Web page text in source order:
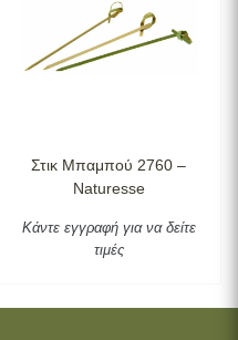
Στικ Μπαμπού 2760 –
Naturesse
Κάντε εγγραφή για να δείτε
τιμές